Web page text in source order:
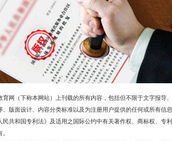
（下称本网站）上刊载的所有内容，包括但不限于文字报导
、版面设计、内容分类标准以及为注册用户提供的任何或所有信
民共和国专利法》及适用之国际公约中有关著作权、商标权、专